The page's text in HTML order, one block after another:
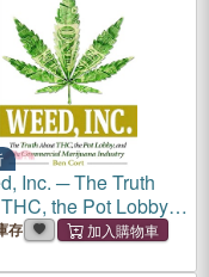
Inc. ─ The Truth
the Pot Lobby,
Commercial
存